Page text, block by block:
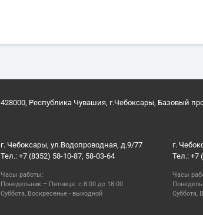
428000, Республика Чувашия, г.Чебоксары, Базовый
г. Чебоксары, ул.Водопроводная, д.9/77
Тел.: +7 (8352) 58-10-87, 58-03-64
Часы работы:
Понедельник – Пятница: с 8:00 до 18:00
Суббота, Воскресенье - выходной
г.
Тел.: +7
Часы
Суббота,